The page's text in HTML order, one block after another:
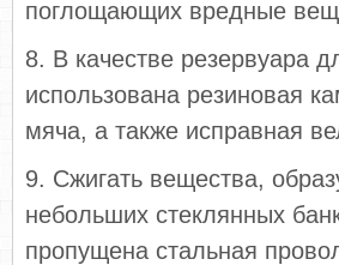
поглощающих вредные
8. В качестве резервуара
использована резиновая
мяча, а также исправная
9. Сжигать вещества,
небольших стеклянных
пропущена стальная